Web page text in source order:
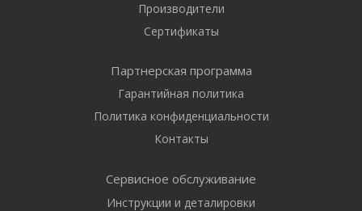
Производители
Сертификаты
Партнерская программа
Гарантийная политика
Политика конфиденциальности
Контакты
Сервисное обслуживание
Инструкции и деталировки